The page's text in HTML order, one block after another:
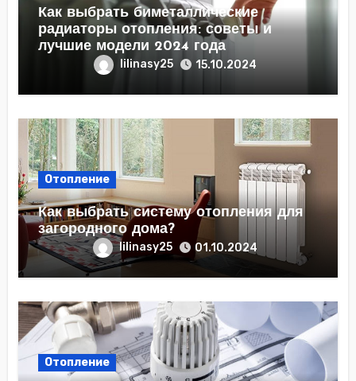
Как выбрать биметаллические
радиаторы отопления: советы и
лучшие модели 2024 года
lilinasy25 15.10.2024
Отопление
Как выбрать систему отопления для
загородного дома?
lilinasy25 01.10.2024
Отопление